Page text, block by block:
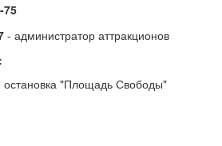
75
- администратор аттракционов
"Площадь Свободы"